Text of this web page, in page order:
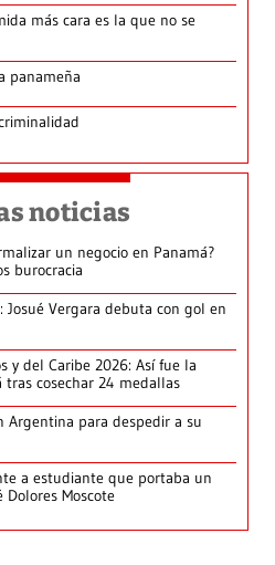
más cara es la que no se
panameña
noticias
un negocio en Panamá?
burocracia
Josué Vergara debuta con gol en
y del Caribe 2026: Así fue la
tras cosechar 24 medallas
Argentina para despedir a su
a estudiante que portaba un
Moscote